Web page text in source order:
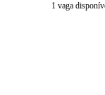
1 vaga